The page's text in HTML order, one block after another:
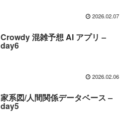
2026.02.07
Crowdy 混雑予想 AI アプリ –
day6
2026.02.06
家系図/人間関係データベース –
day5